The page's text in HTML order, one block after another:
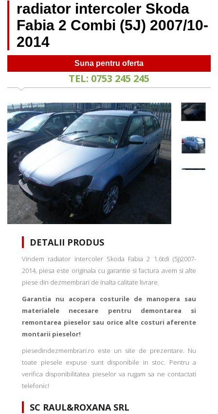
radiator intercoler Skoda
Fabia 2 Combi (5J) 2007/10-
2014
Suna pentru oferta
TEL: 0753 245 245
DETALII PRODUS
Vindem radiator intercoler Skoda Fabia 2 1.6tdi (5j)2007-
2014, piesa este originala cu garantie si factura avem si alte
piese din dezmembrari de inalta calitate livrare.
Garantia nu acopera costurile de manopera sau
materialele necesare pentru demontarea si
remontarea pieselor sau orice alte costuri aferente
montarii pieselor!
piesedindezmembrari.ro este un site de prezentare. Nu
toate piesele expuse sunt disponibile in stoc. Pentru a
verifica disponibilitatea pieselor va rugam sa ne contactati
telefonic!
SC RAUL&ROXANA SRL